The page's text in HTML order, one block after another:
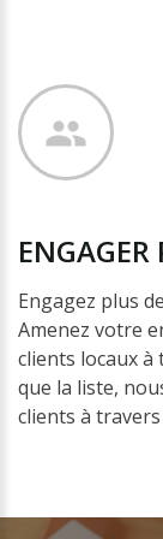
ENGAGER
Engagez plus
Amenez votre
clients locaux
que la liste,
clients à